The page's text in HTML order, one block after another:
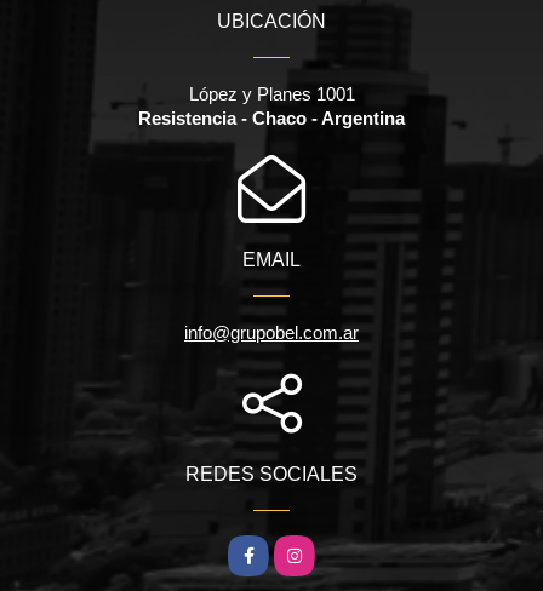
UBICACIÓN
López y Planes 1001
Resistencia - Chaco - Argentina
EMAIL
info@grupobel.com.ar
REDES SOCIALES
FacebookInstagram